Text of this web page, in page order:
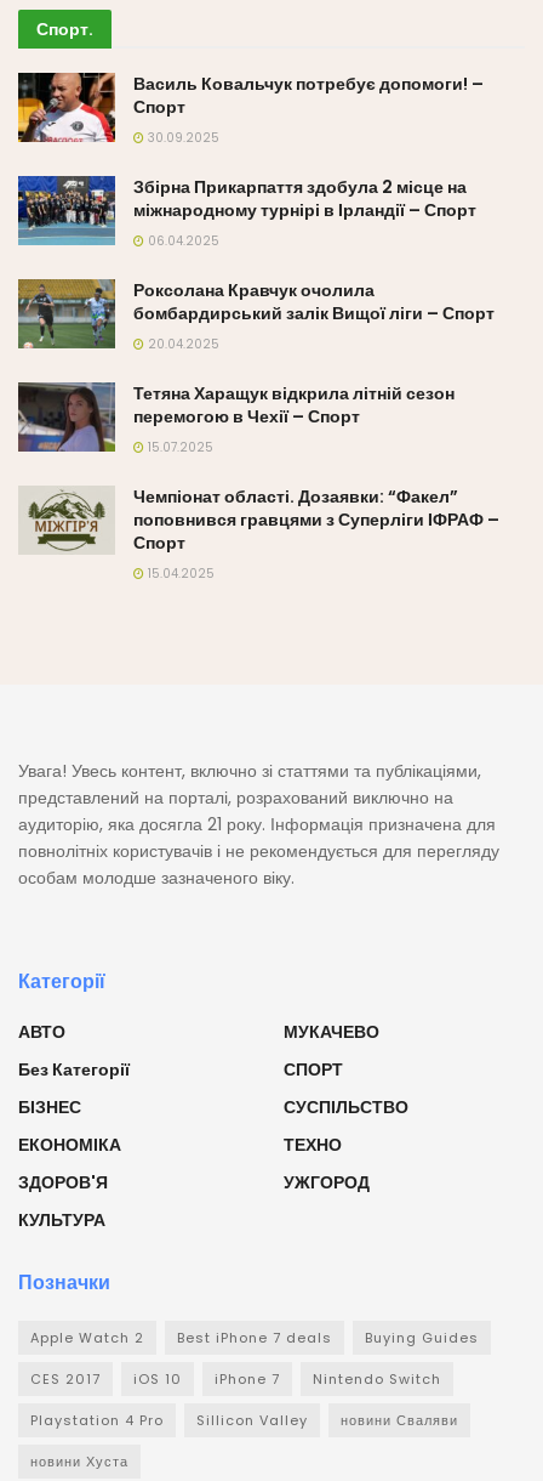
Спорт.
Василь Ковальчук потребує допомоги! –
Спорт
30.09.2025
Збірна Прикарпаття здобула 2 місце на
міжнародному турнірі в Ірландії – Спорт
06.04.2025
Роксолана Кравчук очолила
бомбардирський залік Вищої ліги – Спорт
20.04.2025
Тетяна Харащук відкрила літній сезон
перемогою в Чехії – Спорт
15.07.2025
Чемпіонат області. Дозаявки: “Факел”
поповнився гравцями з Суперліги ІФРАФ –
Спорт
15.04.2025
Увага! Увесь контент, включно зі статтями та публікаціями,
представлений на порталі, розрахований виключно на
аудиторію, яка досягла 21 року. Інформація призначена для
повнолітніх користувачів і не рекомендується для перегляду
особам молодше зазначеного віку.
Категорії
АВТО
Без Категорії
БІЗНЕС
ЕКОНОМІКА
ЗДОРОВ'Я
КУЛЬТУРА
МУКАЧЕВО
СПОРТ
СУСПІЛЬСТВО
ТЕХНО
УЖГОРОД
Позначки
Apple Watch 2 Best iPhone 7 deals Buying Guides
CES 2017 iOS 10 iPhone 7 Nintendo Switch
Playstation 4 Pro Sillicon Valley новини Сваляви
новини Хуста